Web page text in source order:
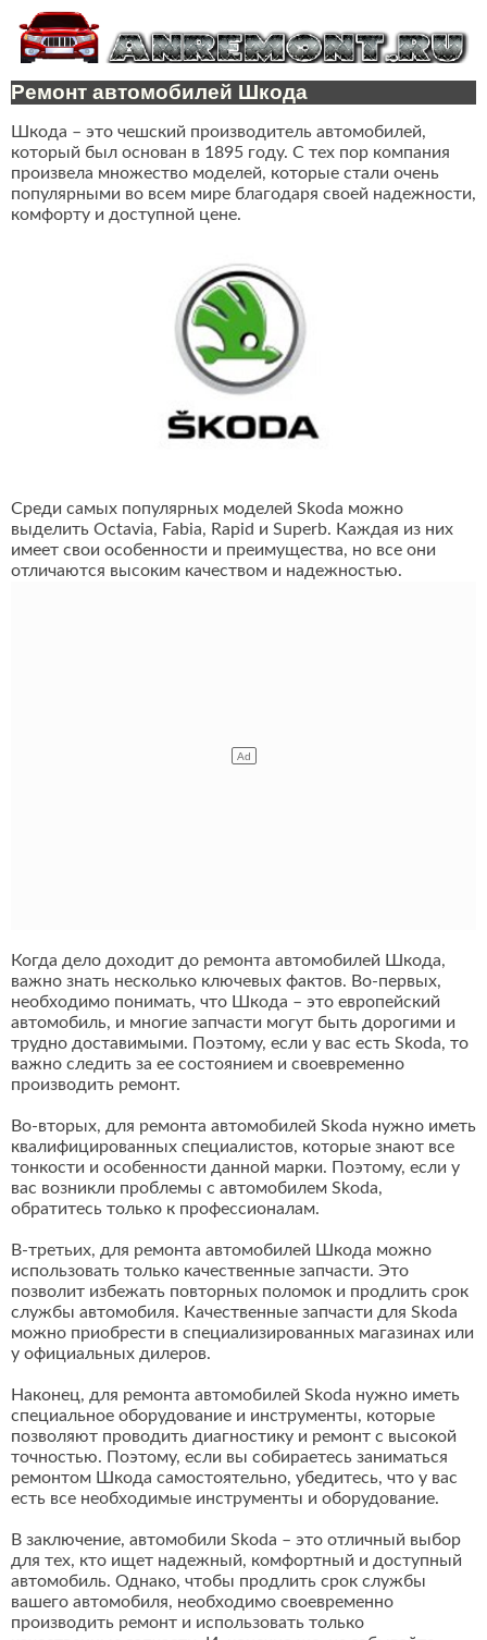
Ремонт автомобилей Шкода
Шкода – это чешский производитель автомобилей,
который был основан в 1895 году. С тех пор компания
произвела множество моделей, которые стали очень
популярными во всем мире благодаря своей надежности,
комфорту и доступной цене.
Среди самых популярных моделей Skoda можно
выделить Octavia, Fabia, Rapid и Superb. Каждая из них
имеет свои особенности и преимущества, но все они
отличаются высоким качеством и надежностью.
Когда дело доходит до ремонта автомобилей Шкода,
важно знать несколько ключевых фактов. Во-первых,
необходимо понимать, что Шкода – это европейский
автомобиль, и многие запчасти могут быть дорогими и
трудно доставимыми. Поэтому, если у вас есть Skoda, то
важно следить за ее состоянием и своевременно
производить ремонт.
Во-вторых, для ремонта автомобилей Skoda нужно иметь
квалифицированных специалистов, которые знают все
тонкости и особенности данной марки. Поэтому, если у
вас возникли проблемы с автомобилем Skoda,
обратитесь только к профессионалам.
В-третьих, для ремонта автомобилей Шкода можно
использовать только качественные запчасти. Это
позволит избежать повторных поломок и продлить срок
службы автомобиля. Качественные запчасти для Skoda
можно приобрести в специализированных магазинах или
у официальных дилеров.
Наконец, для ремонта автомобилей Skoda нужно иметь
специальное оборудование и инструменты, которые
позволяют проводить диагностику и ремонт с высокой
точностью. Поэтому, если вы собираетесь заниматься
ремонтом Шкода самостоятельно, убедитесь, что у вас
есть все необходимые инструменты и оборудование.
В заключение, автомобили Skoda – это отличный выбор
для тех, кто ищет надежный, комфортный и доступный
автомобиль. Однако, чтобы продлить срок службы
вашего автомобиля, необходимо своевременно
производить ремонт и использовать только